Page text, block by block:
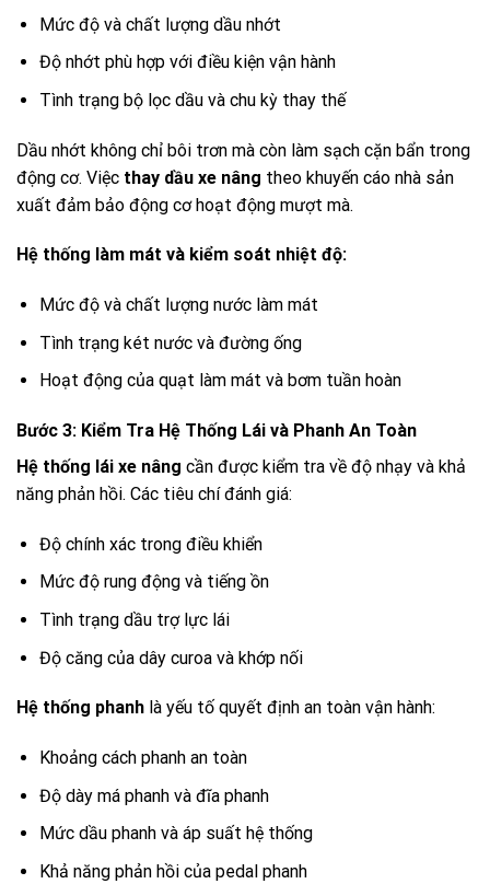
Mức độ và chất lượng dầu nhớt
Độ nhớt phù hợp với điều kiện vận hành
Tình trạng bộ lọc dầu và chu kỳ thay thế
Dầu nhớt không chỉ bôi trơn mà còn làm sạch cặn bẩn trong
động cơ. Việc thay dầu xe nâng theo khuyến cáo nhà sản
xuất đảm bảo động cơ hoạt động mượt mà.
Hệ thống làm mát và kiểm soát nhiệt độ:
Mức độ và chất lượng nước làm mát
Tình trạng két nước và đường ống
Hoạt động của quạt làm mát và bơm tuần hoàn
Bước 3: Kiểm Tra Hệ Thống Lái và Phanh An Toàn
Hệ thống lái xe nâng cần được kiểm tra về độ nhạy và khả
năng phản hồi. Các tiêu chí đánh giá:
Độ chính xác trong điều khiển
Mức độ rung động và tiếng ồn
Tình trạng dầu trợ lực lái
Độ căng của dây curoa và khớp nối
Hệ thống phanh là yếu tố quyết định an toàn vận hành:
Khoảng cách phanh an toàn
Độ dày má phanh và đĩa phanh
Mức dầu phanh và áp suất hệ thống
Khả năng phản hồi của pedal phanh